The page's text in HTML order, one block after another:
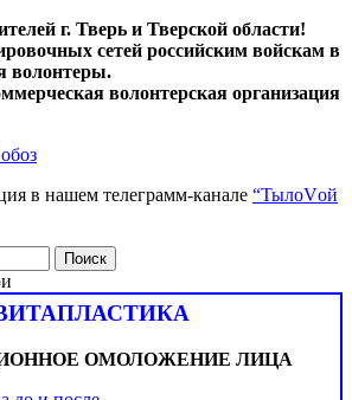
г. Тверь и Тверской области!
сетей российским войскам в
волонтеры.
волонтерская организация
в нашем телеграмм-канале “ТылоVой
ОМОЛОЖЕНИЕ ЛИЦА